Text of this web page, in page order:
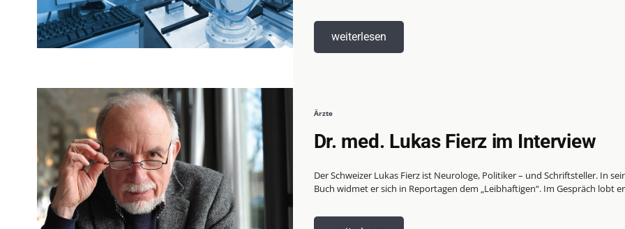
weiterlesen
Ärzte
Dr. med. Lukas Fierz im Interview
Der Schweizer Lukas Fierz ist Neurologe, Politiker – und Schriftsteller. In
Buch widmet er sich in Reportagen dem „Leibhaftigen“. Im Gespräch lobt